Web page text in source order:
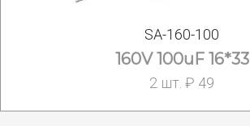
SA-160-100
160V 100uF 16*33
2 шт. ₽ 49